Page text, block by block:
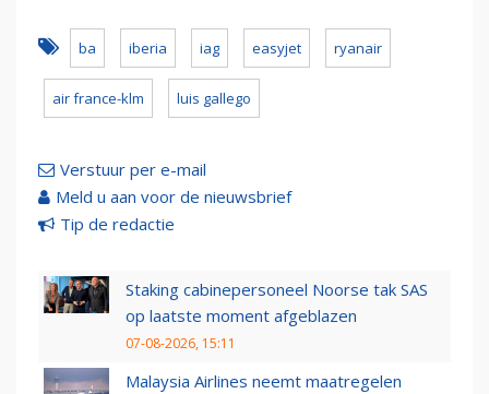
ba iberia iag easyjet ryanair
air france-klm luis gallego
Verstuur per e-mail
Meld u aan voor de nieuwsbrief
Tip de redactie
Staking cabinepersoneel Noorse tak SAS
op laatste moment afgeblazen
07-08-2026, 15:11
Malaysia Airlines neemt maatregelen